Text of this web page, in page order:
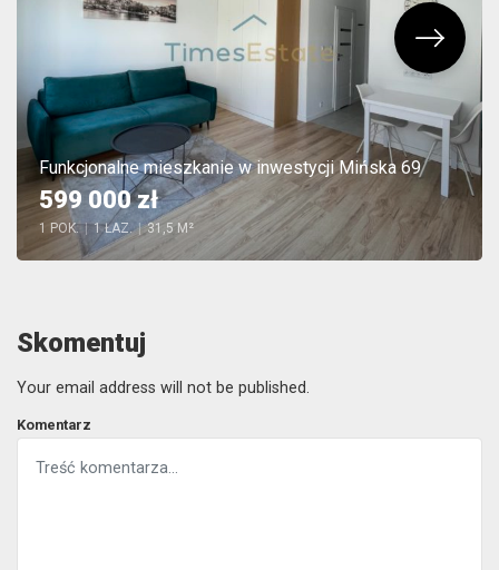
Funkcjonalne mieszkanie w inwestycji Mińska 69
599 000 zł
1 POK. | 1 ŁAZ. | 31,5 M²
Skomentuj
Your email address will not be published.
Komentarz